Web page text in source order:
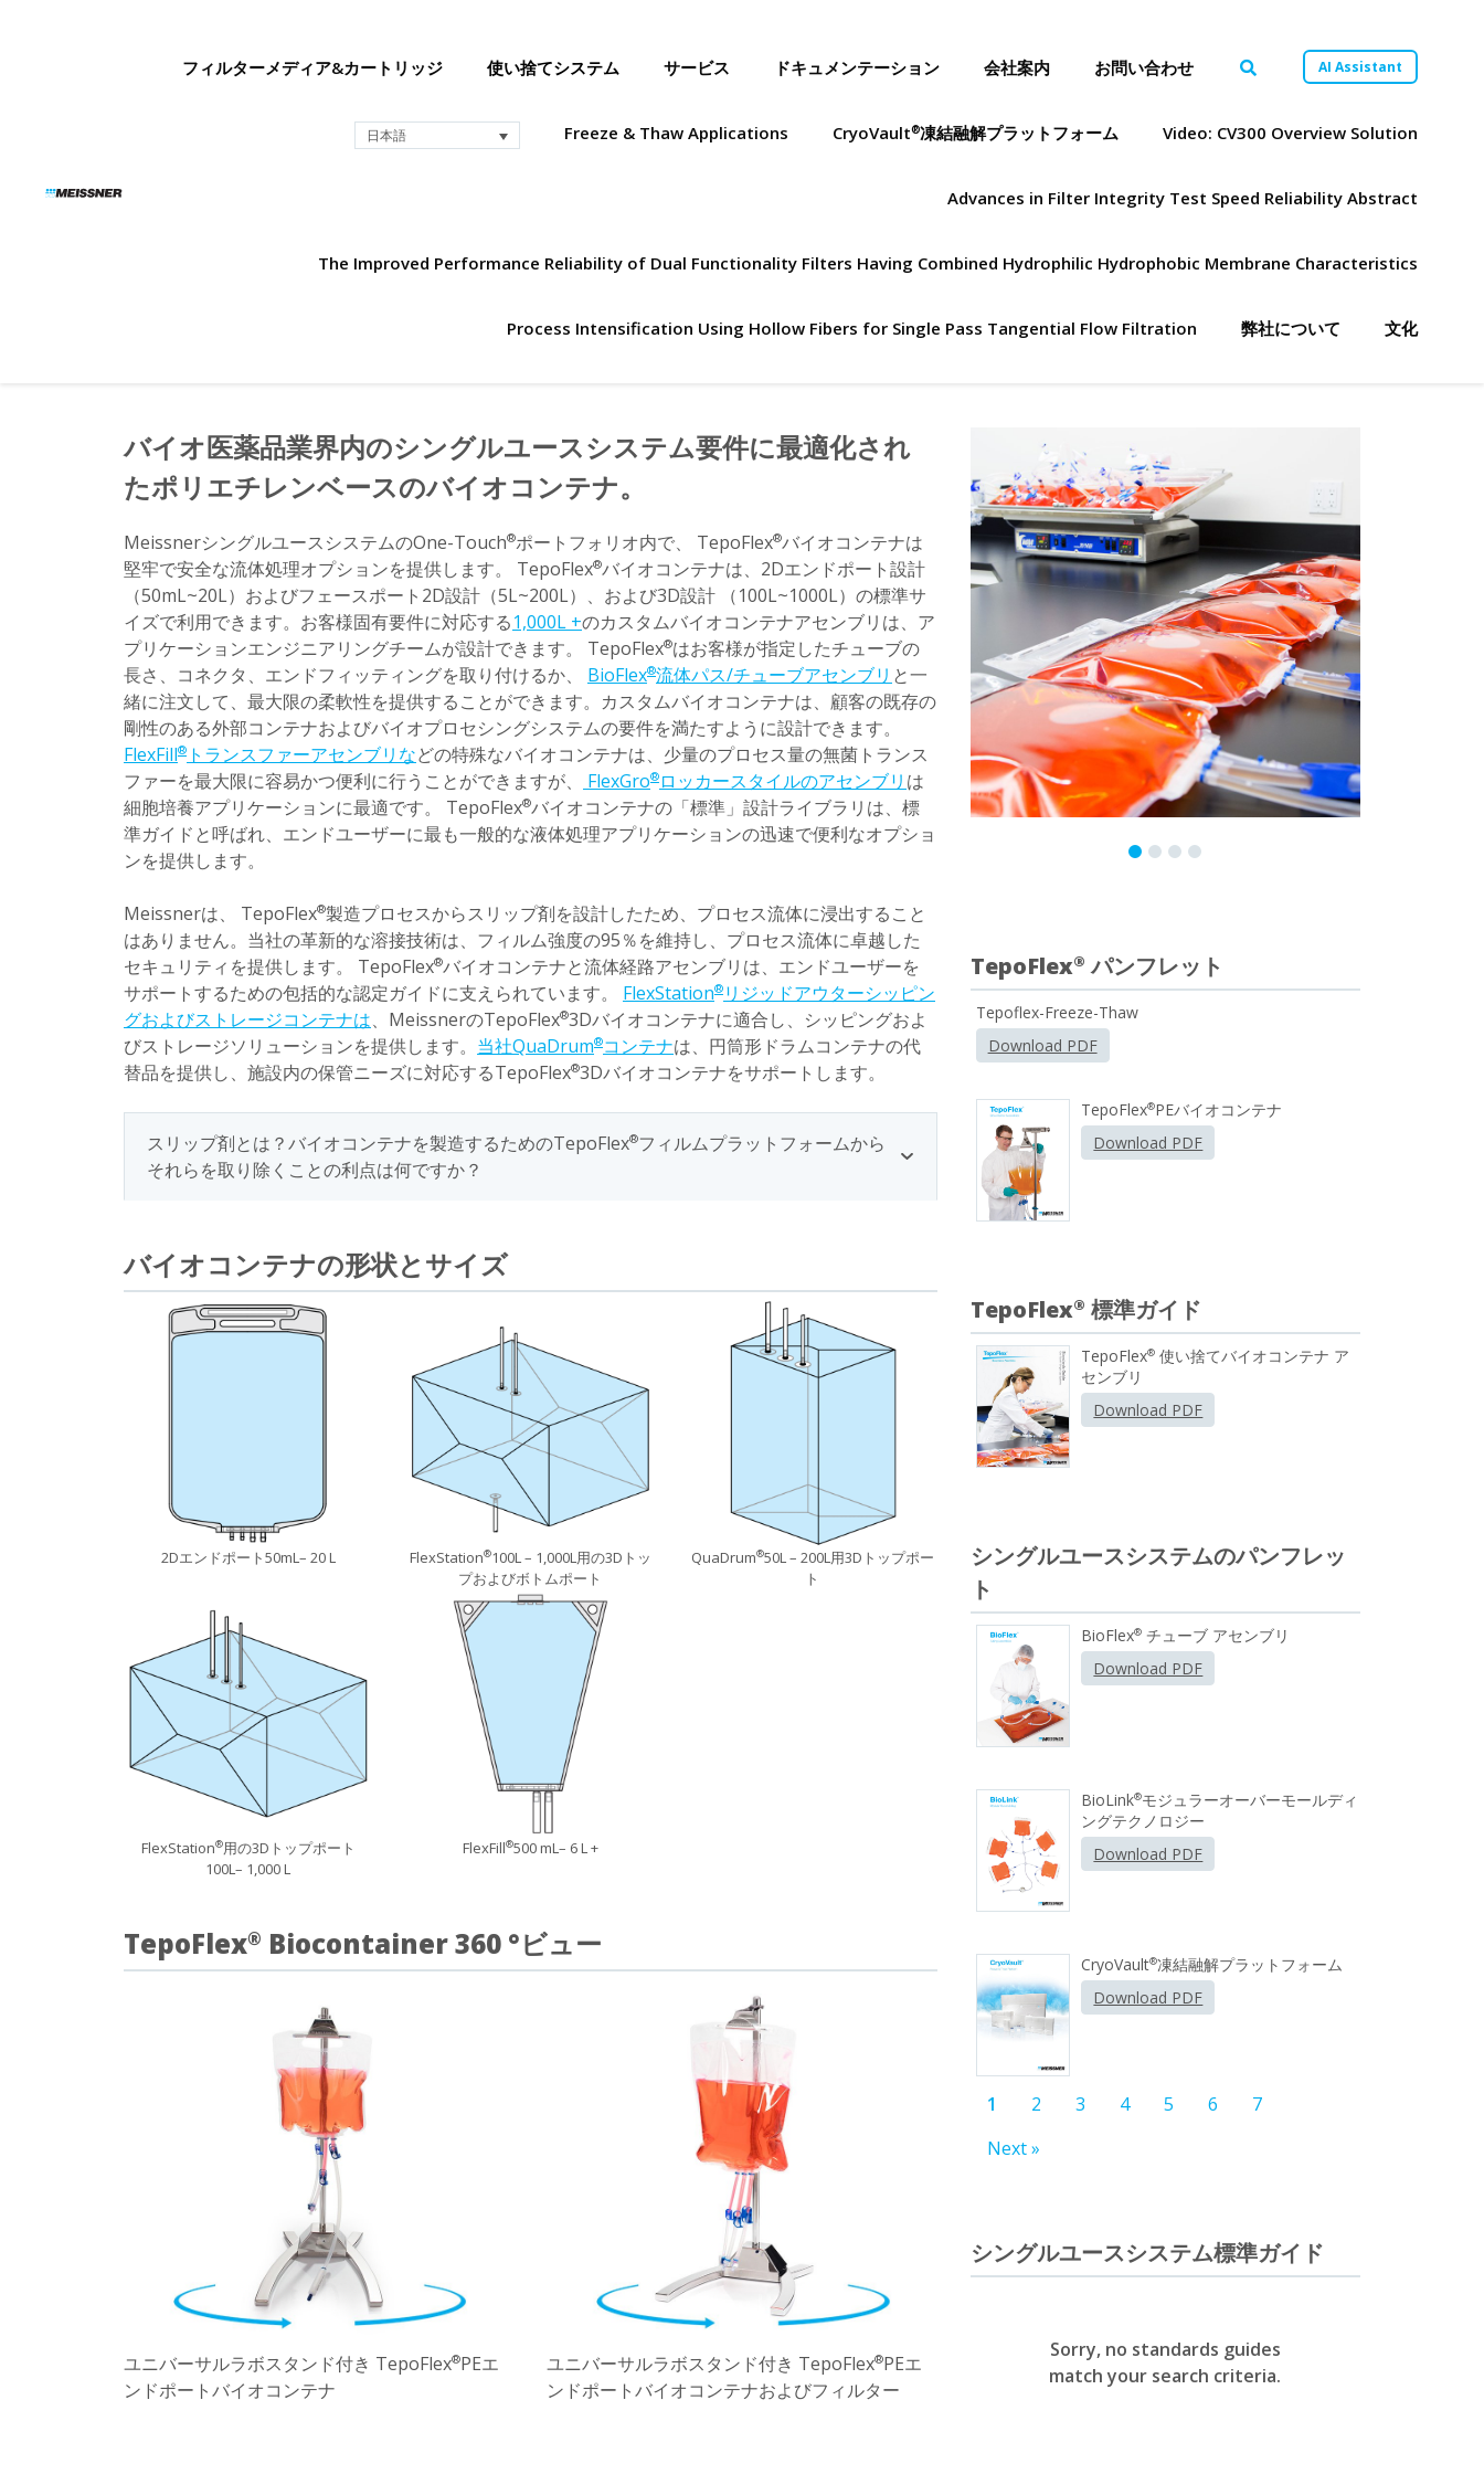
フィルターメディア&カートリッジ 使い捨てシステム サービス ドキュメンテーション 会社案内 お問い合わせ AI Assistant
日本語 Freeze & Thaw Applications CryoVault®凍結融解プラットフォーム Video: CV300 Overview Solution
Advances in Filter Integrity Test Speed Reliability Abstract
The Improved Performance Reliability of Dual Functionality Filters Having Combined Hydrophilic Hydrophobic Membrane Characteristics
Process Intensification Using Hollow Fibers for Single Pass Tangential Flow Filtration 弊社について 文化
バイオ医薬品業界内のシングルユースシステム要件に最適化され
たポリエチレンベースのバイオコンテナ。
MeissnerシングルユースシステムのOne-Touch®ポートフォリオ内で、 TepoFlex®バイオコンテナは
堅牢で安全な流体処理オプションを提供します。 TepoFlex®バイオコンテナは、2Dエンドポート設計
（50mL~20L）およびフェースポート2D設計（5L~200L）、および3D設計 （100L~1000L）の標準サ
イズで利用できます。お客様固有要件に対応する1,000L +のカスタムバイオコンテナアセンブリは、ア
プリケーションエンジニアリングチームが設計できます。 TepoFlex®はお客様が指定したチューブの
長さ、コネクタ、エンドフィッティングを取り付けるか、 BioFlex®流体パス/チューブアセンブリ と一
緒に注文して、最大限の柔軟性を提供することができます。カスタムバイオコンテナは、顧客の既存の
剛性のある外部コンテナおよびバイオプロセシングシステムの要件を満たすように設計できます。
FlexFill® トランスファーアセンブリなどの特殊なバイオコンテナは、少量のプロセス量の無菌トランス
ファーを最大限に容易かつ便利に行うことができますが、
FlexGro® ロッカースタイルのアセンブリ は
細胞培養アプリケーションに最適です。 TepoFlex®バイオコンテナの「標準」設計ライブラリは、標
準ガイドと呼ばれ、エンドユーザーに最も一般的な液体処理アプリケーションの迅速で便利なオプショ
ンを提供します。
Meissnerは、 TepoFlex®製造プロセスからスリップ剤を設計したため、プロセス流体に浸出すること
はありません。当社の革新的な溶接技術は、フィルム強度の95％を維持し、プロセス流体に卓越した
セキュリティを提供します。 TepoFlex®バイオコンテナと流体経路アセンブリは、エンドユーザーを
サポートするための包括的な認定ガイドに支えられています。 FlexStation® リジッドアウターシッピン
グおよびストレージコンテナは、MeissnerのTepoFlex®3Dバイオコンテナに適合し、シッピングおよ
びストレージソリューションを提供します。 当社QuaDrum®コンテナは、円筒形ドラムコンテナの代
替品を提供し、施設内の保管ニーズに対応するTepoFlex®3Dバイオコンテナをサポートします。
スリップ剤とは？バイオコンテナを製造するためのTepoFlex®フィルムプラットフォームから
それらを取り除くことの利点は何ですか？
バイオコンテナの形状とサイズ
2Dエンドポート50mL– 20 L FlexStation®100L – 1,000L用の3Dトッ
プおよびボトムポート
QuaDrum®50L – 200L用3Dトップポー
ト
FlexStation®用の3Dトップポート
100L– 1,000 L
FlexFill®500 mL– 6 L +
TepoFlex® Biocontainer 360 °ビュー
ユニバーサルラボスタンド付き TepoFlex®PEエ
ンドポートバイオコンテナ
ユニバーサルラボスタンド付き TepoFlex®PEエ
ンドポートバイオコンテナおよびフィルター
TepoFlex® パンフレット
Tepoflex-Freeze-Thaw
Download PDF
TepoFlex®PEバイオコンテナ
Download PDF
TepoFlex® 標準ガイド
TepoFlex® 使い捨てバイオコンテナ ア
センブリ
Download PDF
シングルユースシステムのパンフレッ
ト
BioFlex® チューブ アセンブリ
Download PDF
BioLink®モジュラーオーバーモールディ
ングテクノロジー
Download PDF
CryoVault®凍結融解プラットフォーム
Download PDF
1 2 3 4 5 6
7
Next »
シングルユースシステム標準ガイド
Sorry, no standards guides
match your search criteria.